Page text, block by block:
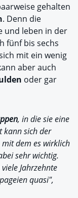
gehalten
. Denn die
und leben in der
fünf bis sechs
mit ein wenig
aber auch
oder gar
, in die sie eine
kann sich der
mit dem es wirklich
sehr wichtig.
Jahrzehnte
quasi",